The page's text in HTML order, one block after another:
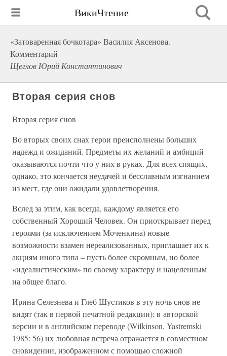
ВикиЧтение
«Затоваренная бочкотара» Василия Аксенова.
Комментарий
Щеглов Юрий Константинович
Вторая серия снов
Вторая серия снов
Во вторых своих снах герои преисполнены больших
надежд и ожиданий. Предметы их желаний и амбиций
оказываются почти что у них в руках. Для всех спящих,
однако, это кончается неудачей и бесславным изгнанием
из мест, где они ожидали удовлетворения.
Вслед за этим, как всегда, каждому является его
собственный Хороший Человек. Он приоткрывает перед
героями (за исключением Моченкина) новые
возможности взамен нереализованных, приглашает их к
акциям иного типа – пусть более скромным, но более
«идеалистическим» по своему характеру и нацеленным
на общее благо.
Ирина Селезнева и Глеб Шустиков в эту ночь снов не
видят (так в первой печатной редакции); в авторской
версии и в английском переводе (Wilkinson, Yastremski
1985: 56) их любовная встреча отражается в совместном
сновидении, изображенном с помощью сложной